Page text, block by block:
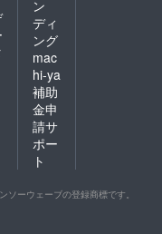
ン
ディ
ング
mac
hi-ya
補助
金申
請サ
ポー
ト
ソーウェーブの登録商標です。